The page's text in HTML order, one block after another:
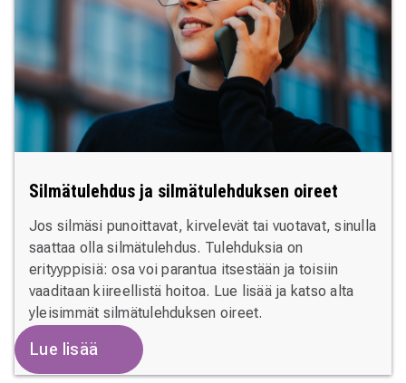
Silmätulehdus ja silmätulehduksen oireet
Jos silmäsi punoittavat, kirvelevät tai vuotavat, sinulla
saattaa olla silmätulehdus. Tulehduksia on
erityyppisiä: osa voi parantua itsestään ja toisiin
vaaditaan kiireellistä hoitoa. Lue lisää ja katso alta
yleisimmät silmätulehduksen oireet.
Lue lisää